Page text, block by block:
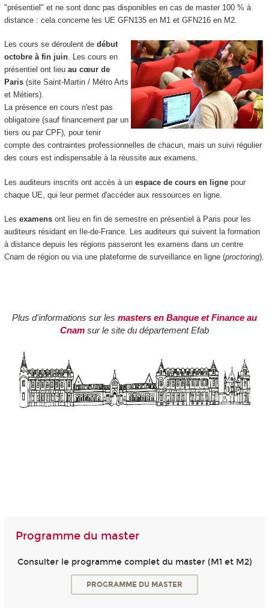
"présentiel" et ne sont donc pas disponibles en cas de master 100 % à
distance : cela concerne les UE GFN135 en M1 et GFN216 en M2.
Les cours se déroulent de début
octobre à fin juin. Les cours en
présentiel ont lieu au cœur de
Paris(site Saint-Martin / Métro Arts
et Métiers).
La présence en cours n'est pas
obligatoire (sauf financement par un
tiers ou par CPF), pour tenir
compte des contraintes professionnelles de chacun, mais un suivi régulier
des cours est indispensable à la réussite aux examens.
Les auditeurs inscrits ont accès à un espace de cours en lignepour
chaque UE, qui leur permet d'accéder aux ressources en ligne.
Les examens ont lieu en fin de semestre en présentiel à Paris pour les
auditeurs résidant en Ile-de-France. Les auditeurs qui suivent la formation
à distance depuis les régions passeront les examens dans un centre
Cnam de région ou via une plateforme de surveillance en ligne (proctoring).
Plus d'informations sur les masters en Banque et Finance au
Cnam sur le site du département Efab
Programme du master
Consulter le programme complet du master (M1 et M2)
PROGRAMME DU MASTER